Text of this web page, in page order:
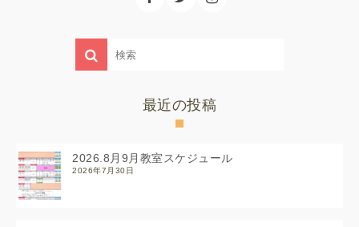
最近の投稿
2026.8月9月教室スケジュール
2026年7月30日